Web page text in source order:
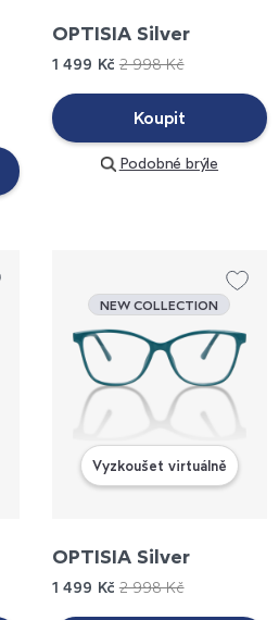
OPTISIA Silver
1 499 Kč 2 998 Kč
Koupit
Podobné brýle
Vyzkoušet virtuálně
NEW COLLECTION
OPTISIA Silver
1 499 Kč 2 998 Kč